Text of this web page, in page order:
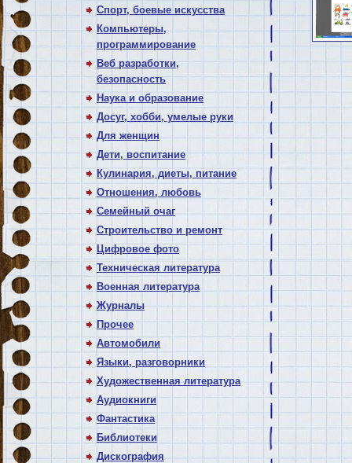
Спорт, боевые искусства
Компьютеры,
программирование
Веб разработки,
безопасность
Наука и образование
Досуг, хобби, умелые руки
Для женщин
Дети, воспитание
Кулинария, диеты, питание
Отношения, любовь
Семейный очаг
Строительство и ремонт
Цифровое фото
Техническая литература
Военная литература
Журналы
Прочее
Автомобили
Языки, разговорники
Художественная литература
Аудиокниги
Фантастика
Библиотеки
Дискография